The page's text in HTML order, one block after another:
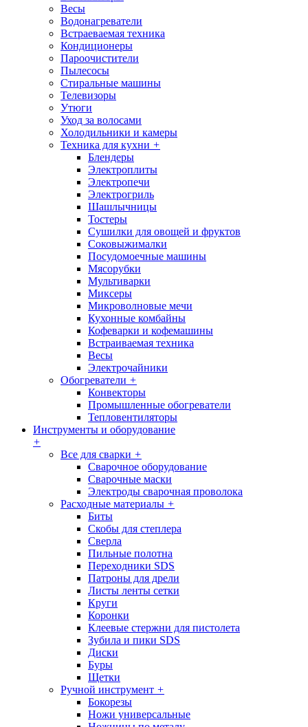
Весы
Водонагреватели
Встраеваемая техника
Кондиционеры
Пароочистители
Пылесосы
Стиральные машины
Телевизоры
Утюги
Уход за волосами
Холодильники и камеры
Техника для кухни +
Блендеры
Электроплиты
Электропечи
Электрогриль
Шашлычницы
Тостеры
Сушилки для овощей и фруктов
Соковыжималки
Посудомоечные машины
Мясорубки
Мультиварки
Миксеры
Микроволновые мечи
Кухонные комбайны
Кофеварки и кофемашины
Встраиваемая техника
Весы
Электрочайники
Обогреватели +
Конвекторы
Промышленные обогреватели
Тепловентиляторы
Инструменты и оборудование
+
Все для сварки +
Сварочное оборудование
Сварочные маски
Электроды сварочная проволока
Расходные материалы +
Биты
Скобы для степлера
Сверла
Пильные полотна
Переходники SDS
Патроны для дрели
Листы ленты сетки
Круги
Коронки
Клеевые стержни для пистолета
Зубила и пики SDS
Диски
Буры
Щетки
Ручной инструмент +
Бокорезы
Ножи универсальные